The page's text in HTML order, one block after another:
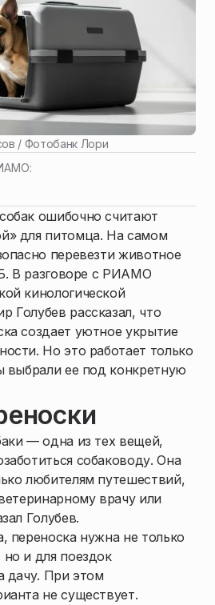
/ Фотобанк Лори
ошибочно считают
для питомца. На самом
перевезти животное
В разговоре с РИАМО
кинологической
Голубев рассказал, что
создает уютное укрытие
Но это работает только
выбрали ее под конкретную
— одна из тех вещей,
собаководу. Она
любителям путешествий,
врачу или
Голубев.
переноска нужна не только
и для поездок
дачу. При этом
не существует.